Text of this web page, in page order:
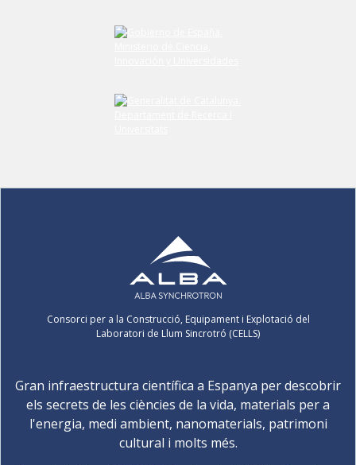
Consorci per a la Construcció, Equipament i Explotació del
Laboratori de Llum Sincrotró (CELLS)
Gran infraestructura científica a Espanya per descobrir
els secrets de les ciències de la vida, materials per a
l'energia, medi ambient, nanomaterials, patrimoni
cultural i molts més.